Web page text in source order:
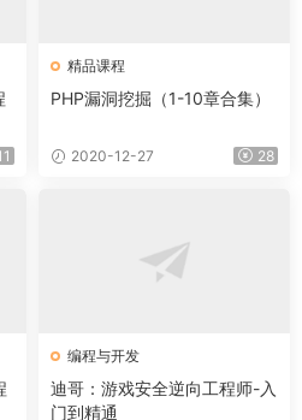
精品课程
PHP漏洞挖掘（1-10章合集）
2020-12-27 28
编程与开发
迪哥：游戏安全逆向工程师-入
门到精通